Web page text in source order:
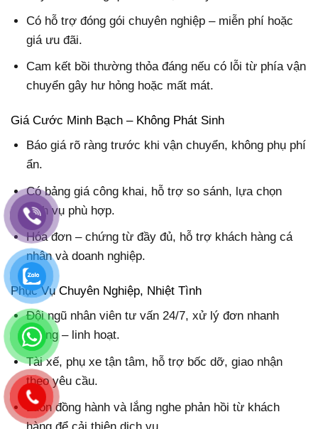
Có hỗ trợ đóng gói chuyên nghiệp – miễn phí hoặc
giá ưu đãi.
Cam kết bồi thường thỏa đáng nếu có lỗi từ phía vận
chuyển gây hư hỏng hoặc mất mát.
Giá Cước Minh Bạch – Không Phát Sinh
Báo giá rõ ràng trước khi vận chuyển, không phụ phí
ẩn.
Có bảng giá công khai, hỗ trợ so sánh, lựa chọn
dịch vụ phù hợp.
Hóa đơn – chứng từ đầy đủ, hỗ trợ khách hàng cá
nhân và doanh nghiệp.
Phục Vụ Chuyên Nghiệp, Nhiệt Tình
Đội ngũ nhân viên tư vấn 24/7, xử lý đơn nhanh
chóng – linh hoạt.
Tài xế, phụ xe tận tâm, hỗ trợ bốc dỡ, giao nhận
theo yêu cầu.
Luôn đồng hành và lắng nghe phản hồi từ khách